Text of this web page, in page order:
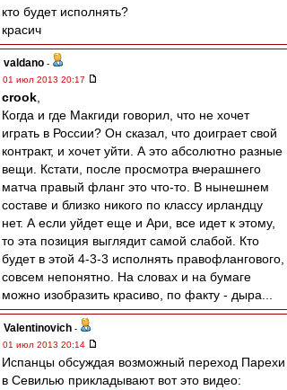
кто будет исполнять?
красич
valdano -
01 июл 2013 20:17
crook
Когда и где Макгиди говорил, что не хочет
играть в России? Он сказал, что доиграет свой
контракт, и хочет уйти. А это абсолютно разные
вещи. Кстати, после просмотра вчерашнего
матча правый фланг это что-то. В нынешнем
составе и близко никого по классу ирландцу
нет. А если уйдет еще и Ари, все идет к этому,
то эта позиция выглядит самой слабой. Кто
будет в этой 4-3-3 исполнять правофлангового,
совсем непонятно. На словах и на бумаге
можно изобразить красиво, по факту - дыра...
Valentinovich -
01 июл 2013 20:14
Испанцы обсуждая возможный переход Парехи
в Севилью прикладывают вот это видео: